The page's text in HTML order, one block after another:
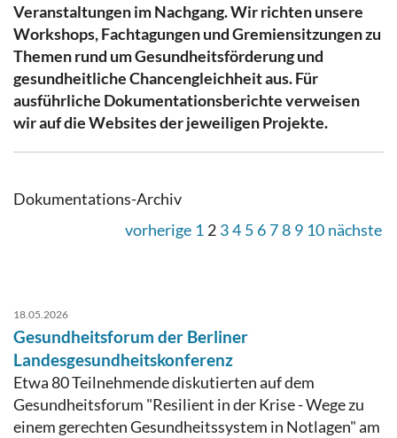
Veranstaltungen im Nachgang. Wir richten unsere
Workshops, Fachtagungen und Gremiensitzungen zu
Themen rund um Gesundheitsförderung und
gesundheitliche Chancengleichheit aus. Für
ausführliche Dokumentationsberichte verweisen
wir auf die Websites der jeweiligen Projekte.
Dokumentations-Archiv
vorherige 1 2 34 5 6 78 9 10 nächste
18.05.2026
Gesundheitsforum der Berliner
Landesgesundheitskonferenz
Etwa 80 Teilnehmende diskutierten auf dem
Gesundheitsforum "Resilient in der Krise - Wege zu
einem gerechten Gesundheitssystem in Notlagen" am